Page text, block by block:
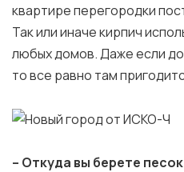
квартире перегородки
Так или иначе кирпич
любых домов. Даже если
то все равно там
– Откуда вы берете песок